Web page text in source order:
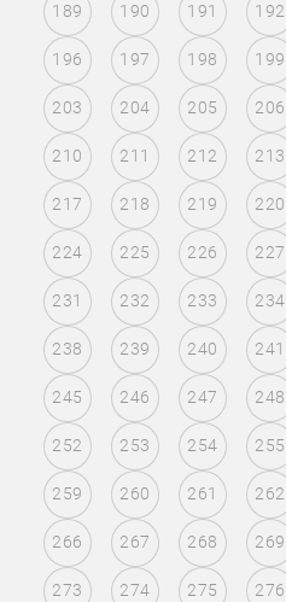
189 190 191 192
196 197 198 199
203 204 205 206
210 211 212 213
217 218 219 220
224 225 226 227
231 232 233 234
238 239 240 241
245 246 247 248
252 253 254 255
259 260 261 262
266 267 268 269
273 274 275 276